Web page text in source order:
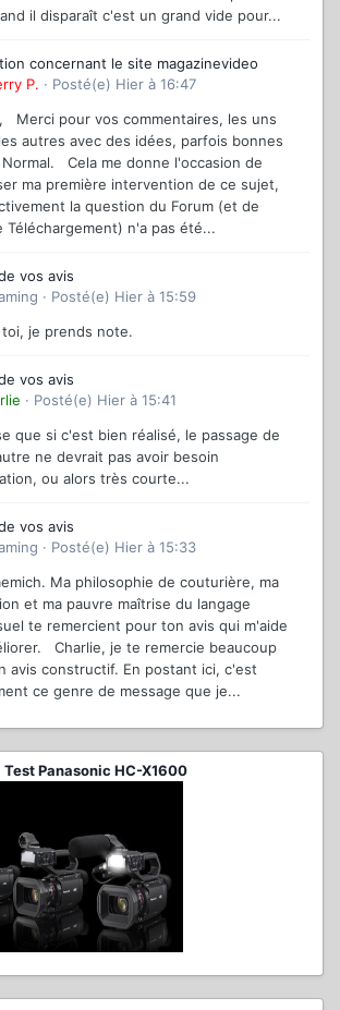
il disparaît c'est un grand vide pour...
concernant le site magazinevideo
P. · Posté(e) Hier à 16:47
Merci pour vos commentaires, les uns
autres avec des idées, parfois bonnes
Cela me donne l'occasion de
ma première intervention de ce sujet,
la question du Forum (et de
Téléchargement) n'a pas été...
vos avis
· Posté(e) Hier à 15:59
toi, je prends note.
vos avis
· Posté(e) Hier à 15:41
que si c'est bien réalisé, le passage de
ne devrait pas avoir besoin
ou alors très courte...
vos avis
· Posté(e) Hier à 15:33
Ma philosophie de couturière, ma
et ma pauvre maîtrise du langage
te remercient pour ton avis qui m'aide
Charlie, je te remercie beaucoup
avis constructif. En postant ici, c'est
ce genre de message que je...
Test Panasonic HC-X1600